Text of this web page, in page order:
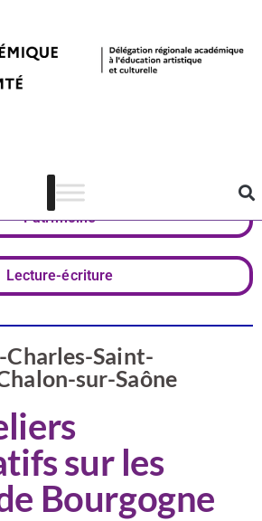
Patrimoine
Lecture-écriture
Charles-Saint-
sur-Saône
sur les
Bourgogne